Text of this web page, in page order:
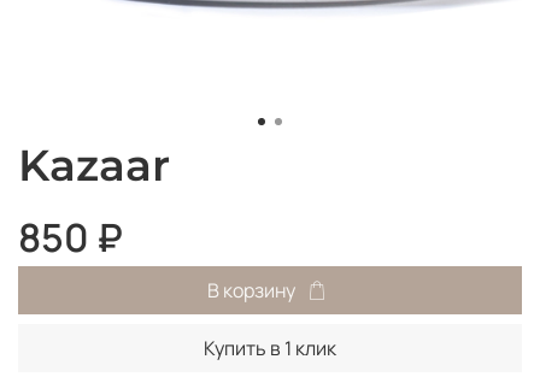
Kazaar
850 ₽
В корзину
Купить в 1 клик